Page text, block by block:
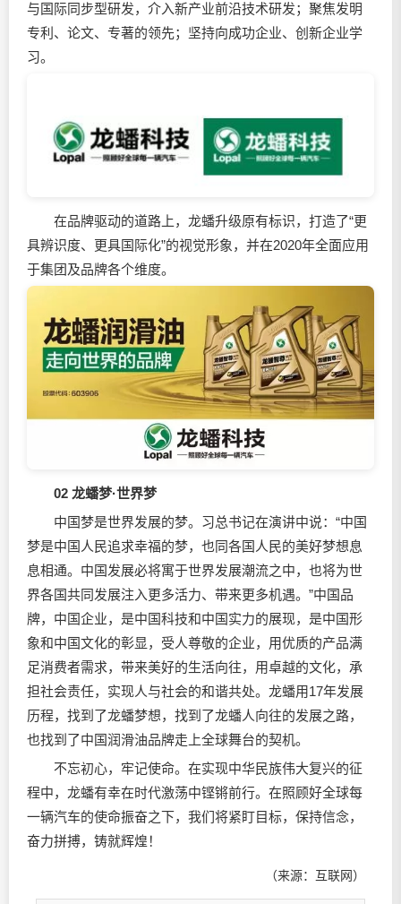
与国际同步型研发，介入新产业前沿技术研发；聚焦发明
专利、论文、专著的领先；坚持向成功企业、创新企业学
习。
在品牌驱动的道路上，龙蟠升级原有标识，打造了“更
具辨识度、更具国际化”的视觉形象，并在2020年全面应用
于集团及品牌各个维度。
02 龙蟠梦·世界梦
中国梦是世界发展的梦。习总书记在演讲中说：“中国
梦是中国人民追求幸福的梦，也同各国人民的美好梦想息
息相通。中国发展必将寓于世界发展潮流之中，也将为世
界各国共同发展注入更多活力、带来更多机遇。”中国品
牌，中国企业，是中国科技和中国实力的展现，是中国形
象和中国文化的彰显，受人尊敬的企业，用优质的产品满
足消费者需求，带来美好的生活向往，用卓越的文化，承
担社会责任，实现人与社会的和谐共处。龙蟠用17年发展
历程，找到了龙蟠梦想，找到了龙蟠人向往的发展之路，
也找到了中国润滑油品牌走上全球舞台的契机。
不忘初心，牢记使命。在实现中华民族伟大复兴的征
程中，龙蟠有幸在时代激荡中铿锵前行。在照顾好全球每
一辆汽车的使命振奋之下，我们将紧盯目标，保持信念，
奋力拼搏，铸就辉煌！
（来源：互联网）